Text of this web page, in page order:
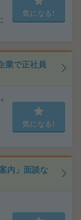
気になる!
業で正社員
気になる!
内」面談な